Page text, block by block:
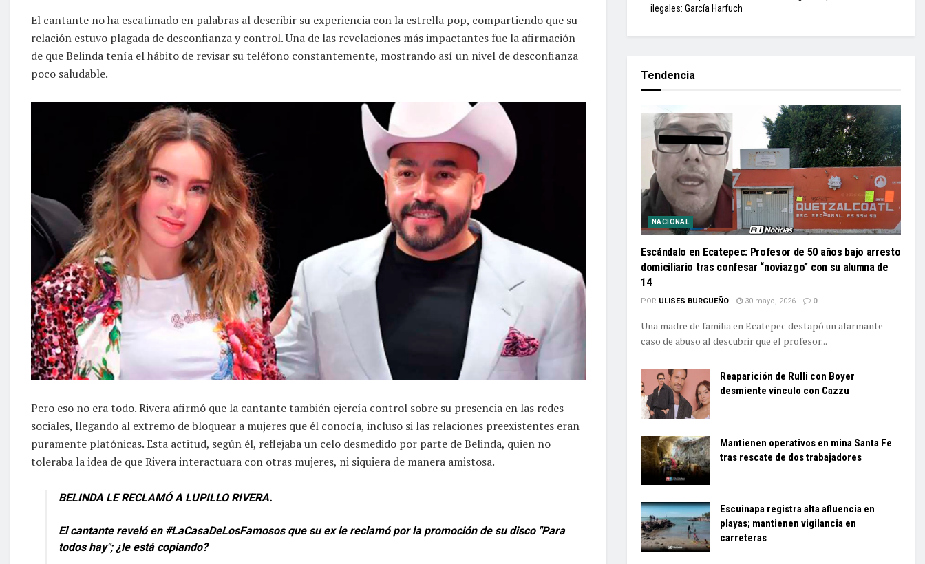
El cantante no ha escatimado en palabras al describir su experiencia con la estrella pop, compartiendo que su
relación estuvo plagada de desconfianza y control. Una de las revelaciones más impactantes fue la afirmación
de que Belinda tenía el hábito de revisar su teléfono constantemente, mostrando así un nivel de desconfianza
poco saludable.
Pero eso no era todo. Rivera afirmó que la cantante también ejercía control sobre su presencia en las redes
sociales, llegando al extremo de bloquear a mujeres que él conocía, incluso si las relaciones preexistentes eran
puramente platónicas. Esta actitud, según él, reflejaba un celo desmedido por parte de Belinda, quien no
toleraba la idea de que Rivera interactuara con otras mujeres, ni siquiera de manera amistosa.
BELINDA LE RECLAMÓ A LUPILLO RIVERA.
El cantante reveló en #LaCasaDeLosFamososque su ex le reclamó por la promoción de su disco "Para
todos hay"; ¿le está copiando?
ilegales: García Harfuch
Tendencia
NACIONAL
Escándalo en Ecatepec: Profesor de 50 años bajo arresto
domiciliario tras confesar “noviazgo” con su alumna de
14
POR ULISES BURGUEÑO 30 mayo, 2026 0
Una madre de familia en Ecatepec destapó un alarmante
caso de abuso al descubrir que el profesor...
Reaparición de Rulli con Boyer
desmiente vínculo con Cazzu
Mantienen operativos en mina Santa Fe
tras rescate de dos trabajadores
Escuinapa registra alta afluencia en
playas; mantienen vigilancia en
carreteras